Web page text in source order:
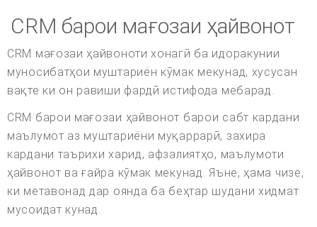
CRM барои мағозаи ҳайвонот
CRM мағозаи ҳайвоноти хонагӣ ба идоракунии
муносибатҳои муштариён кӯмак мекунад, хусусан
вақте ки он равиши фардӣ истифода мебарад.
CRM барои мағозаи ҳайвонот барои сабт кардани
маълумот аз муштариёни муқаррарӣ, захира
кардани таърихи харид, афзалиятҳо, маълумоти
ҳайвонот ва ғайра кӯмак мекунад. Яъне, ҳама чизе,
ки метавонад дар оянда ба беҳтар шудани хидмат
мусоидат кунад.